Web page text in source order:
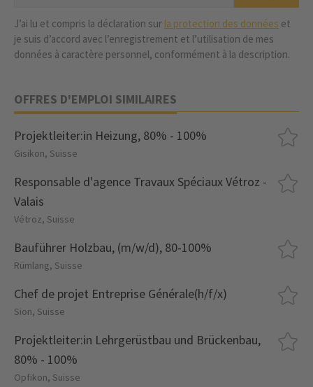
J’ai lu et compris la déclaration sur la protection des données et
je suis d’accord avec l’enregistrement et l’utilisation de mes
données à caractère personnel, conformément à la description.
OFFRES D'EMPLOI SIMILAIRES
Projektleiter:in Heizung, 80% - 100%
Gisikon, Suisse
Responsable d'agence Travaux Spéciaux Vétroz -
Valais
Vétroz, Suisse
Bauführer Holzbau, (m/w/d), 80-100%
Rümlang, Suisse
Chef de projet Entreprise Générale(h/f/x)
Sion, Suisse
Projektleiter:in Lehrgerüstbau und Brückenbau,
80% - 100%
Opfikon, Suisse